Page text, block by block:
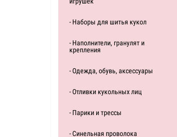
- Наборы для шитья кукол
- Наполнители, гранулят и
крепления
- Одежда, обувь, аксессуары
- Отливки кукольных лиц
- Парики и трессы
- Синельная проволока